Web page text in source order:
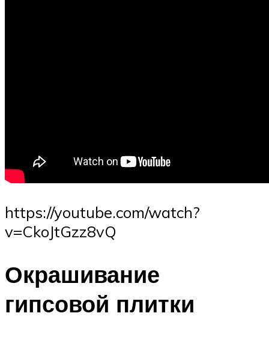
https://youtube.com/watch?
v=CkoJtGzz8vQ
Окрашивание
гипсовой плитки